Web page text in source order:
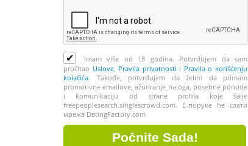
✔
Imam više od 18 godina. Potvrđujem da sam
pročitao Uslove, Pravila privatnosti i Pravila o korišćenju
kolačića. Takođe, potvrđujem da želim da primam
promotivne emailove, ažuriranje naloga, posebne ponude
i komunikaciju od strane profila koje šalje
freepeoplesearch.singlescrowd.com. Е-поруке ће слати
мрежа DatingFactory.com